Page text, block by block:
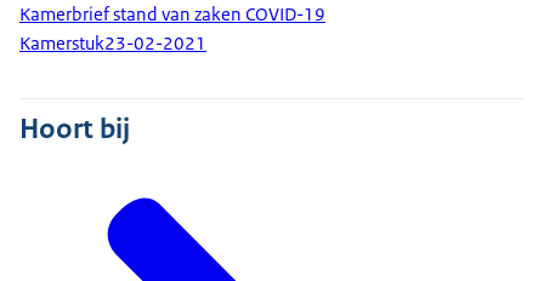
Kamerbrief stand van zaken COVID-19
Kamerstuk23-02-2021
Hoort bij